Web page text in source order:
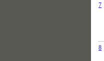
7
8